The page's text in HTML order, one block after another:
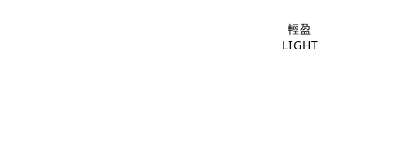
輕盈
LIGHT